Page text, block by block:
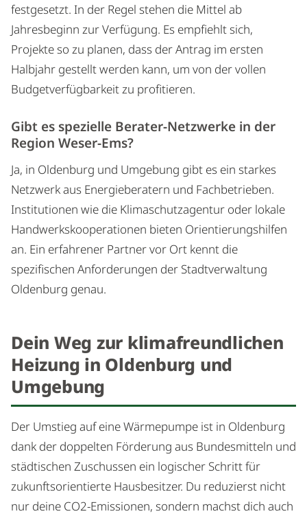
festgesetzt. In der Regel stehen die Mittel ab
Jahresbeginn zur Verfügung. Es empfiehlt sich,
Projekte so zu planen, dass der Antrag im ersten
Halbjahr gestellt werden kann, um von der vollen
Budgetverfügbarkeit zu profitieren.
Gibt es spezielle Berater-Netzwerke in der
Region Weser-Ems?
Ja, in Oldenburg und Umgebung gibt es ein starkes
Netzwerk aus Energieberatern und Fachbetrieben.
Institutionen wie die Klimaschutzagentur oder lokale
Handwerkskooperationen bieten Orientierungshilfen
an. Ein erfahrener Partner vor Ort kennt die
spezifischen Anforderungen der Stadtverwaltung
Oldenburg genau.
Dein Weg zur klimafreundlichen
Heizung in Oldenburg und
Umgebung
Der Umstieg auf eine Wärmepumpe ist in Oldenburg
dank der doppelten Förderung aus Bundesmitteln und
städtischen Zuschussen ein logischer Schritt für
zukunftsorientierte Hausbesitzer. Du reduzierst nicht
nur deine CO2-Emissionen, sondern machst dich auch